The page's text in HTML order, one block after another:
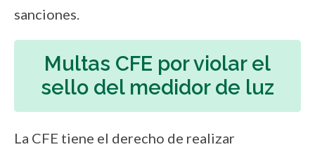
sanciones.
Multas CFE por violar el
sello del medidor de luz
La CFE tiene el derecho de realizar